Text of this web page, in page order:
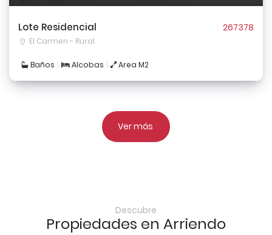
Lote Residencial 267378
El Carmen - Rural
Baños Alcobas Area M2
Ver más
Descubre
Propiedades en Arriendo